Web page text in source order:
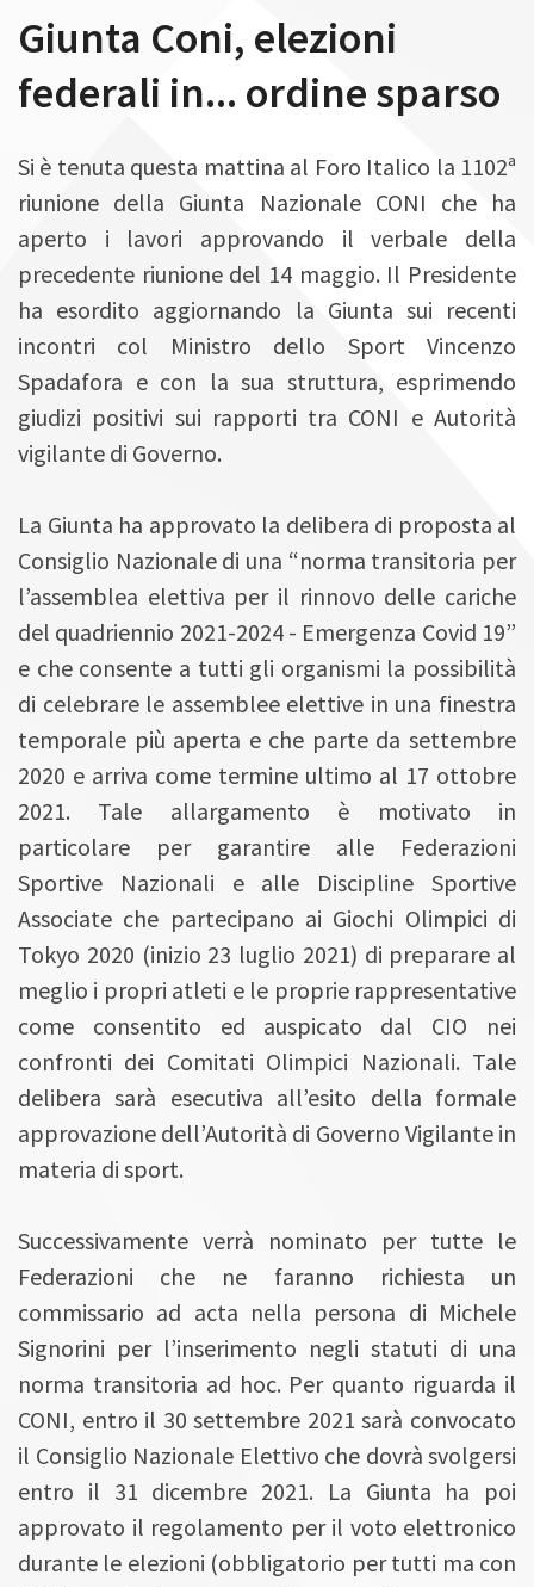
n
Giunta Coni, elezioni
federali in... ordine sparso
Si è tenuta questa mattina al Foro Italico la 1102ª
riunione della Giunta Nazionale CONI che ha
aperto i lavori approvando il verbale della
precedente riunione del 14 maggio. Il Presidente
ha esordito aggiornando la Giunta sui recenti
incontri col Ministro dello Sport Vincenzo
Spadafora e con la sua struttura, esprimendo
giudizi positivi sui rapporti tra CONI e Autorità
vigilante di Governo.
La Giunta ha approvato la delibera di proposta al
Consiglio Nazionale di una “norma transitoria per
l’assemblea elettiva per il rinnovo delle cariche
del quadriennio 2021-2024 - Emergenza Covid 19”
e che consente a tutti gli organismi la possibilità
di celebrare le assemblee elettive in una finestra
temporale più aperta e che parte da settembre
2020 e arriva come termine ultimo al 17 ottobre
2021. Tale allargamento è motivato in
particolare per garantire alle Federazioni
Sportive Nazionali e alle Discipline Sportive
Associate che partecipano ai Giochi Olimpici di
Tokyo 2020 (inizio 23 luglio 2021) di preparare al
meglio i propri atleti e le proprie rappresentative
come consentito ed auspicato dal CIO nei
confronti dei Comitati Olimpici Nazionali. Tale
delibera sarà esecutiva all’esito della formale
approvazione dell’Autorità di Governo Vigilante in
materia di sport.
Successivamente verrà nominato per tutte le
Federazioni che ne faranno richiesta un
commissario ad acta nella persona di Michele
Signorini per l’inserimento negli statuti di una
norma transitoria ad hoc. Per quanto riguarda il
CONI, entro il 30 settembre 2021 sarà convocato
il Consiglio Nazionale Elettivo che dovrà svolgersi
entro il 31 dicembre 2021. La Giunta ha poi
approvato il regolamento per il voto elettronico
durante le elezioni (obbligatorio per tutti ma con